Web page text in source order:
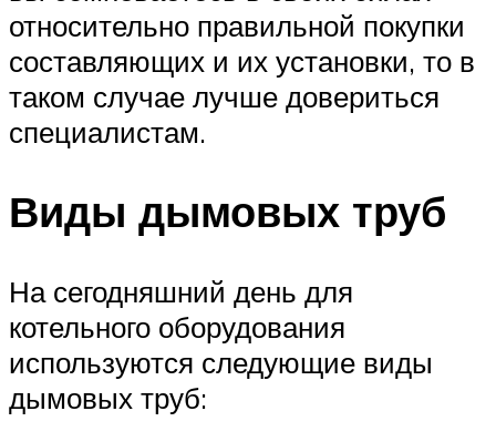
относительно правильной покупки
составляющих и их установки, то в
таком случае лучше довериться
специалистам.
Виды дымовых труб
На сегодняшний день для
котельного оборудования
используются следующие виды
дымовых труб: